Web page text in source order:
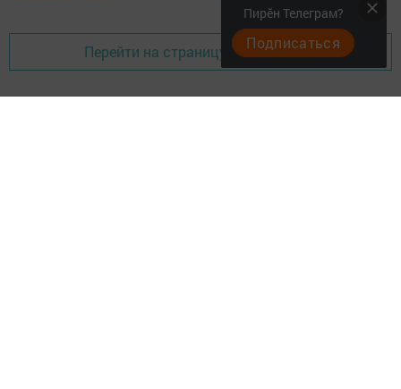
Перейти на страницу новости
Пирӗн Телеграм?
Подписаться